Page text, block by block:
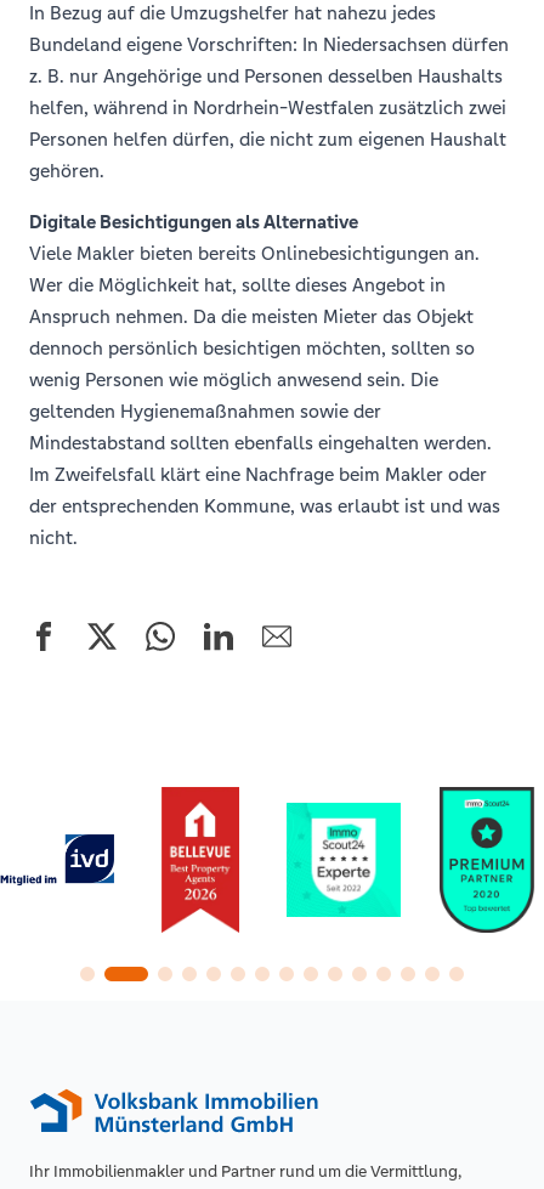
In Bezug auf die Umzugshelfer hat nahezu jedes
Bundeland eigene Vorschriften: In Niedersachsen dürfen
z. B. nur Angehörige und Personen desselben Haushalts
helfen, während in Nordrhein-Westfalen zusätzlich zwei
Personen helfen dürfen, die nicht zum eigenen Haushalt
gehören.
Digitale Besichtigungen als Alternative
Viele Makler bieten bereits Onlinebesichtigungen an.
Wer die Möglichkeit hat, sollte dieses Angebot in
Anspruch nehmen. Da die meisten Mieter das Objekt
dennoch persönlich besichtigen möchten, sollten so
wenig Personen wie möglich anwesend sein. Die
geltenden Hygienemaßnahmen sowie der
Mindestabstand sollten ebenfalls eingehalten werden.
Im Zweifelsfall klärt eine Nachfrage beim Makler oder
der entsprechenden Kommune, was erlaubt ist und was
nicht.
Ihr Immobilienmakler und Partner rund um die Vermittlung,